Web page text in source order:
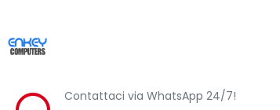
Contattaci via WhatsApp 24/7!